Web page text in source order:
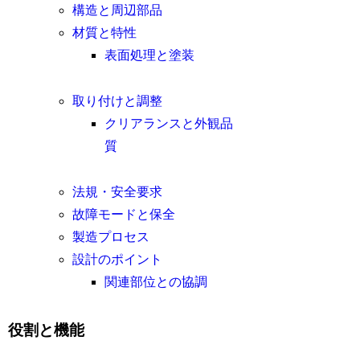
構造と周辺部品
材質と特性
表面処理と塗装
取り付けと調整
クリアランスと外観品
質
法規・安全要求
故障モードと保全
製造プロセス
設計のポイント
関連部位との協調
役割と機能